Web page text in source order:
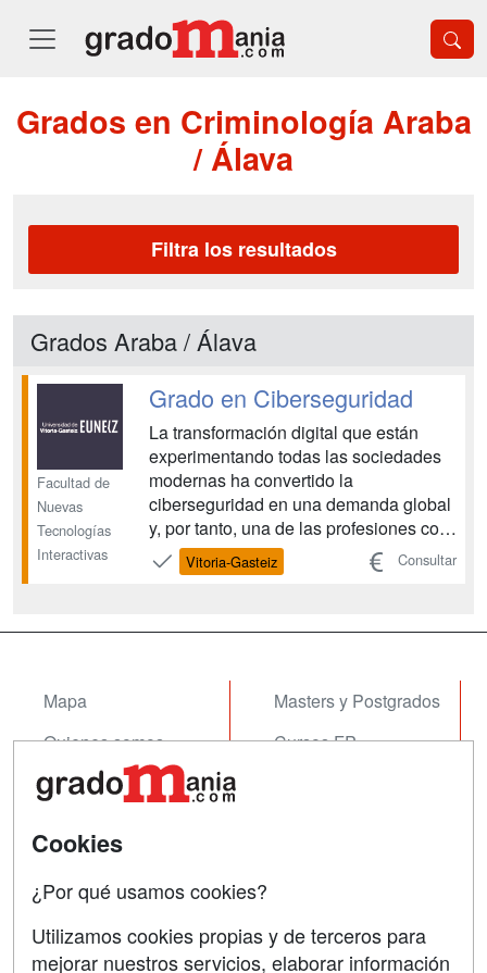
Grados en Criminología Araba
/ Álava
Filtra los resultados
Grados Araba / Álava
Facultad de
Nuevas
Tecnologías
Interactivas
Grado en Ciberseguridad
La transformación digital que están
experimentando todas las sociedades
modernas ha convertido la
ciberseguridad en una demanda global
y, por tanto, una de las profesiones con
más futuro del momento. La creciente
demanda de este perfil se enfrenta, no
Vitoria-Gasteiz Consultar
Mapa
Quienes somos
Tarifas publicidad
Masters y Postgrados
Cursos FP
Contactar
SÍGUENOS EN:
Cookies
¿Por qué usamos cookies?
Utilizamos cookies propias y de terceros para
mejorar nuestros servicios, elaborar información